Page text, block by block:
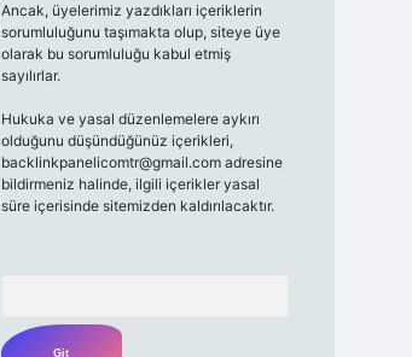
Ancak, üyelerimiz yazdıkları içeriklerin
sorumluluğunu taşımakta olup, siteye üye
olarak bu sorumluluğu kabul etmiş
sayılırlar.
Hukuka ve yasal düzenlemelere aykırı
olduğunu düşündüğünüz içerikleri,
backlinkpanelicomtr@gmail.comadresine
bildirmeniz halinde, ilgili içerikler yasal
süre içerisinde sitemizden kaldırılacaktır.